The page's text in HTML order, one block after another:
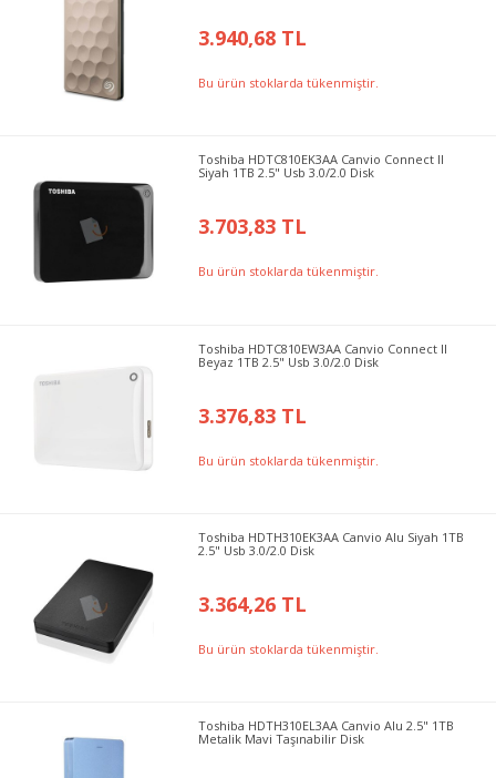
3.940,68 TL
Bu ürün stoklarda tükenmiştir.
Toshiba HDTC810EK3AA Canvio Connect II
Siyah 1TB 2.5" Usb 3.0/2.0 Disk
3.703,83 TL
Bu ürün stoklarda tükenmiştir.
Toshiba HDTC810EW3AA Canvio Connect II
Beyaz 1TB 2.5" Usb 3.0/2.0 Disk
3.376,83 TL
Bu ürün stoklarda tükenmiştir.
Toshiba HDTH310EK3AA Canvio Alu Siyah 1TB
2.5" Usb 3.0/2.0 Disk
3.364,26 TL
Bu ürün stoklarda tükenmiştir.
Toshiba HDTH310EL3AA Canvio Alu 2.5" 1TB
Metalik Mavi Taşınabilir Disk